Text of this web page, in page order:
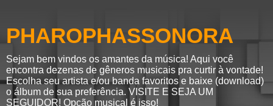
PHAROPHASSONORA
Sejam bem vindos os amantes da música! Aqui você
encontra dezenas de gêneros musicais pra curtir à vontade!
Escolha seu artista e/ou banda favoritos e baixe (download)
o álbum de sua preferência. VISITE E SEJA UM
SEGUIDOR! Opção musical é isso!